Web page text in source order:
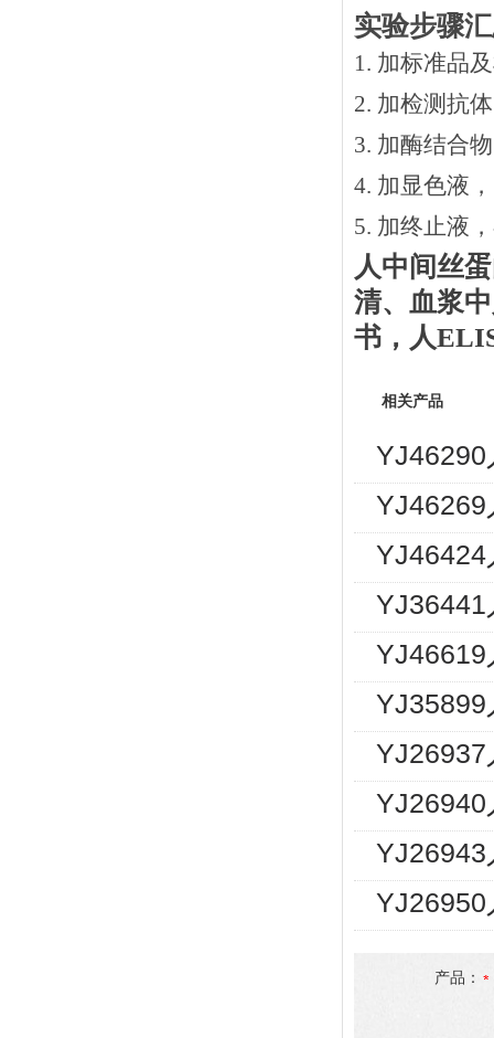
实验步骤
1. 加标准品
2. 加检测抗
3. 加酶结合
4. 加显色液
5. 加终止液
人中间丝
清、血浆中
书 ， 人
相关产品
YJ46290
YJ46269
YJ46424
YJ36441
YJ46619
YJ35899
YJ26937
YJ26940
YJ26943
YJ26950
产品：